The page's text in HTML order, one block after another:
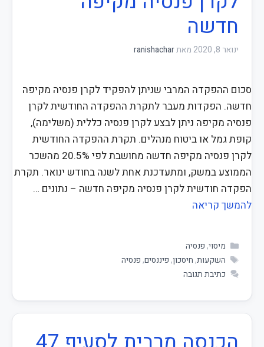
חדשה
ינואר 8, 2020 מאתranishachar
סכום ההפקדה המרבי שניתן להפקיד לקרן פנסיה מקיפה
חדשה. הפקדות מעבר לתקרת ההפקדה החודשית לקרן
פנסיה מקיפה ניתן לבצע לקרן פנסיה כללית (משלימה),
קופת גמל או ביטוח מנהלים. תקרת ההפקדה החודשית
לקרן פנסיה מקיפה חדשה מחושבת לפי 20.5% מהשכר
הממוצע במשק, ומתעדכנת אחת לשנה בחודש ינואר. תקרת
הפקדה חודשית לקרן פנסיה מקיפה חדשה – נתונים …
להמשך קריאה
מיסוי, פנסיה
השקעות, חיסכון, פיננסים, פנסיה
כתיבת תגובה